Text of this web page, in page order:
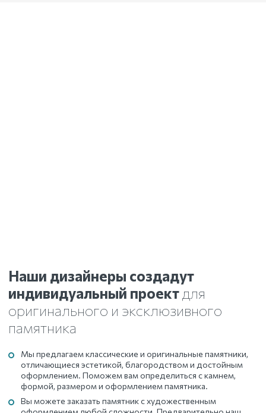
Наши дизайнеры создадут
индивидуальный проект для
оригинального и эксклюзивного
памятника
Мы предлагаем классические и оригинальные памятники,
отличающиеся эстетикой, благородством и достойным
оформлением. Поможем вам определиться с камнем,
формой, размером и оформлением памятника.
Вы можете заказать памятник с художественным